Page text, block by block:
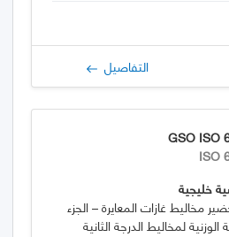
التفاصيل
GSO ISO
ISO
خليجية
مخاليط غازات المعايرة – الجزء
الوزنية لمخاليط الدرجة الثانية